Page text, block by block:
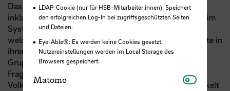
Das Projekt zielt auf die Professionalisierung der
inklusiven Bildungspraxis in der Alphabetisierung und im
System des Zweiten Bildungswegs. Untersucht wird,
welche Kompetenzen aber auch Widerstände Lehrkräfte in
ihrem Berufsalltag bereits haben. Auf der Basis von
Gruppendiskussionen und einer bundesweiten
Fragebogenerhebung mit Lehrkräften an
Volkshochschulen wird ein Fortbildungsmodul entwickelt
LDAP-Cookie (nur für HSB-Mitarbeiter:innen): Speichert
den erfolgreichen Log-In bei zugriffsgeschützten Seiten
und Dateien.
Eye-Able®: Es werden keine Cookies gesetzt.
Nutzereinstellungen werden im Local Storage des
Browsers gespeichert.
Matomo Matomo